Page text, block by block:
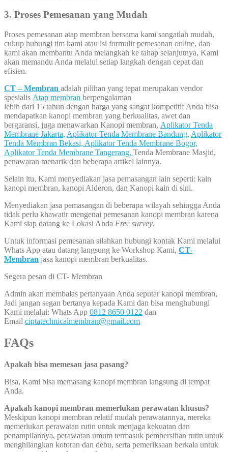
3. Proses Pemesanan yang Mudah
Proses pemesanan atap membran bersama kami sangatlah mudah,
cukup hubungi tim kami atau isi formulir pemesanan online, dan
kami akan membantu Anda melangkah ke tahap selanjutnya, Kami
akan memandu Anda melalui setiap langkah dengan cepat dan
efisien.
CT – Membran adalah pilihan yang tepat merupakan vendor
spesialis Atap membran berpengalaman
lebih dari 15 tahun dengan harga yang sangat kompetitif Anda bisa
mendapatkan kanopi membran yang berkualitas, awet dan
bergaransi, juga menawarkan Kanopi membran, Aplikator Tenda
Membrane Jakarta, Aplikator Tenda Membrane Bandung, Aplikator
Tenda Membran Bekasi, Aplikator Tenda Membrane Bogor,
Aplikator Tenda Membrane Tangerang, Tenda Membrane Masjid,
penawaran menarik dan beberapa artikel lainnya.
Selain itu, Kami menyediakan jasa pemasangan lain seperti: kain
kanopi membran, kanopi Alderon, dan Kanopi kain di sini.
Menyediakan jasa pemasangan di beberapa wilayah sehingga Anda
tidak perlu khawatir mengenai pemesanan kanopi membran karena
Kami siap datang ke Lokasi Anda Free survey.
Untuk informasi pemesanan silahkan hubungi kontak Kami melalui
Whats App atau datang langsung ke Workshop Kami, CT-
Membran jasa kanopi membran berkualitas.
Segera pesan di CT- Membran
Admin akan membalas pertanyaan Anda seputar kanopi membran,
Jadi jangan segan bertanya kepada Kami dan bisa menghubungi
Kami melalui: Whats App 0812 8650 0122 dan
Email ciptatechnicalmembran@gmail.com
FAQs
Apakah bisa memesan jasa pasang?
Bisa, Kami bisa memasang kanopi membran langsung di tempat
Anda.
Apakah kanopi membran memerlukan perawatan khusus?
Meskipun kanopi membran relatif mudah perawatannya, mereka
memerlukan perawatan rutin untuk menjaga kekuatan dan
penampilannya, perawatan umum termasuk pembersihan rutin untuk
menghilangkan kotoran dan debu, serta pemeriksaan berkala untuk